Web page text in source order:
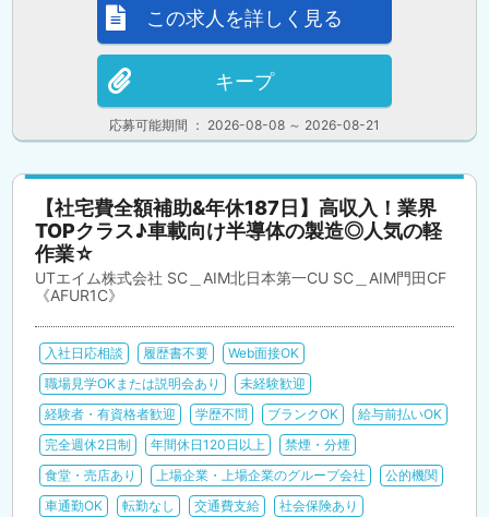
応募可能期間 ： 2026-08-08 ～ 2026-08-21
この求人を詳しく見る
キープ
【社宅費全額補助&年休187日】高収入！業界
TOPクラス♪車載向け半導体の製造◎人気の軽
作業☆
UTエイム株式会社 SC＿AIM北日本第一CU SC＿AIM門田CF
《AFUR1C》
入社日応相談 履歴書不要
Web面接OK
職場見学OKまたは説明会あり
未経験歓迎
経験者・有資格者歓迎
学歴不問 ブランクOK
給与前払いOK
完全週休2日制
年間休日120日以上
禁煙・分煙
食堂・売店あり
上場企業・上場企業のグループ会社
公的機関
車通勤OK
転勤なし 交通費支給
社会保険あり